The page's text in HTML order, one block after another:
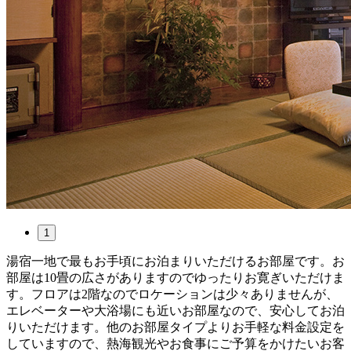
1
湯宿一地で最もお手頃にお泊まりいただけるお部屋です。お
部屋は10畳の広さがありますのでゆったりお寛ぎいただけま
す。フロアは2階なのでロケーションは少々ありませんが、
エレベーターや大浴場にも近いお部屋なので、安心してお泊
りいただけます。他のお部屋タイプよりお手軽な料金設定を
していますので、熱海観光やお食事にご予算をかけたいお客